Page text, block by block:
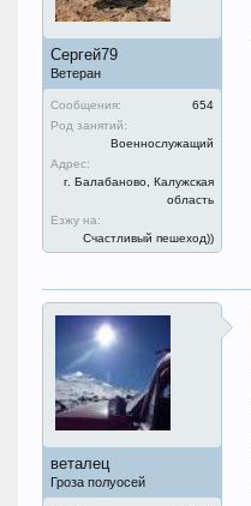
Сергей79
Ветеран
Сообщения:
654
Род занятий:
Военнослужащий
Адрес:
г. Балабаново, Калужская
область
Езжу на:
Счастливый пешеход))
веталец
Гроза полуосей